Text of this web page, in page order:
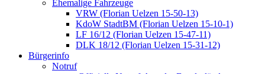
Ehemalige Fahrzeuge
VRW (Florian Uelzen 15-50-13)
KdoW StadtBM (Florian Uelzen 15-10-1)
LF 16/12 (Florian Uelzen 15-47-11)
DLK 18/12 (Florian Uelzen 15-31-12)
Bürgerinfo
Notruf